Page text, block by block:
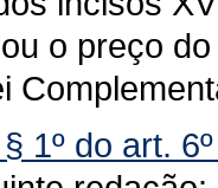
o preço
1º do art.